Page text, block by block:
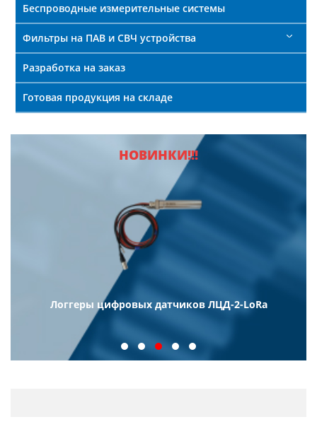
Беспроводные измерительные системы
Фильтры на ПАВ и СВЧ устройства
Разработка на заказ
Готовая продукция на складе
НОВИНКИ!!!
Логгеры цифровых датчиков ЛЦД-2-LoRa